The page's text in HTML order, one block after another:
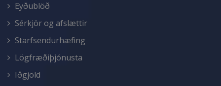
Eyðublöð
Sérkjör og afslættir
Starfsendurhæfing
Lögfræðiþjónusta
Iðgjöld